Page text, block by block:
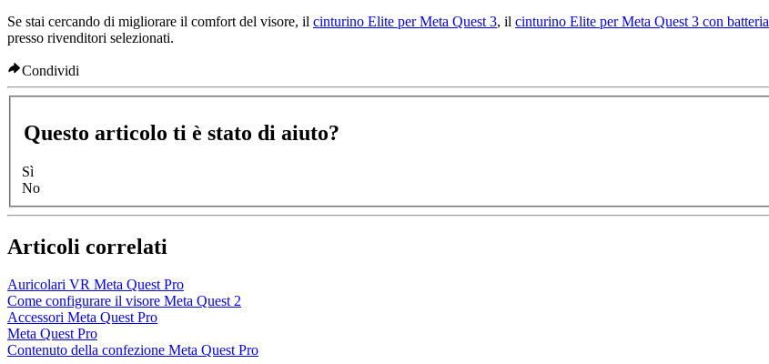
Se stai cercando di migliorare il comfort del visore, il cinturino Elite per Meta Quest 3, il cinturino Elite per Meta Quest 3 con batteria
presso rivenditori selezionati.
Condividi
Questo articolo ti è stato di aiuto?
Sì
No
Articoli correlati
Auricolari VR Meta Quest Pro
Come configurare il visore Meta Quest 2
Accessori Meta Quest Pro
Meta Quest Pro
Contenuto della confezione Meta Quest Pro